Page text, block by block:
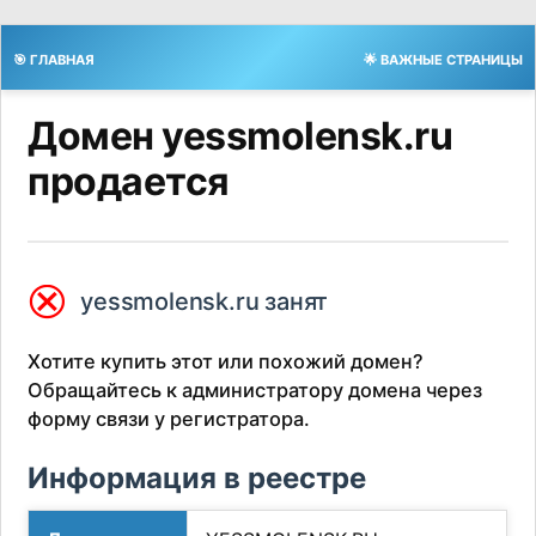
🎯 ГЛАВНАЯ 🌟 ВАЖНЫЕ СТРАНИЦЫ
Домен yessmolensk.ru
продается
⮿ yessmolensk.ru занят
Хотите купить этот или похожий домен?
Обращайтесь к администратору домена через
форму связи у регистратора.
Информация в реестре